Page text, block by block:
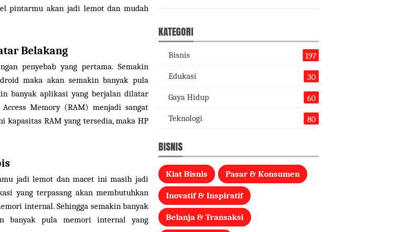
pintarmu akan jadi lemot dan mudah
Belakang
penyebab yang pertama. Semakin
maka akan semakin banyak pula
banyak aplikasi yang berjalan dilatar
Memory (RAM) menjadi sangat
kapasitas RAM yang tersedia, maka HP
jadi lemot dan macet ini masih jadi
yang terpasang akan membutuhkan
internal. Sehingga semakin banyak
banyak pula memori internal yang
KATEGORI
Bisnis 197
Edukasi 30
Gaya Hidup 60
Teknologi 80
BISNIS
Kiat Bisnis Pasar & Konsumen
Inovatif & Inspiratif
Belanja & Transaksi